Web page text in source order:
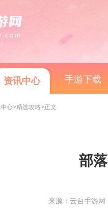
资讯中心 手游下载
心>精选攻略>正文
部
来源：云台手游网